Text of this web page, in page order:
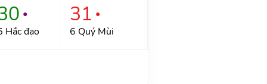
●
Hắc đạo
31 ●
6 Quý Mùi